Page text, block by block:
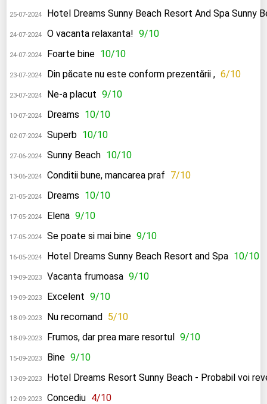
25-07-2024 Hotel Dreams Sunny Beach Resort And Spa Sunny
24-07-2024 O vacanta relaxanta! 9/10
24-07-2024 Foarte bine 10/10
23-07-2024 Din păcate nu este conform prezentării , 6/10
23-07-2024 Ne-a placut 9/10
10-07-2024 Dreams 10/10
02-07-2024 Superb 10/10
27-06-2024 Sunny Beach 10/10
13-06-2024 Conditii bune, mancarea praf 7/10
21-05-2024 Dreams 10/10
17-05-2024 Elena 9/10
17-05-2024 Se poate si mai bine 9/10
16-05-2024 Hotel Dreams Sunny Beach Resort and Spa 10/10
19-09-2023 Vacanta frumoasa 9/10
19-09-2023 Excelent 9/10
18-09-2023 Nu recomand 5/10
18-09-2023 Frumos, dar prea mare resortul 9/10
15-09-2023 Bine 9/10
13-09-2023 Hotel Dreams Resort Sunny Beach - Probabil voi
12-09-2023 Concediu 4/10